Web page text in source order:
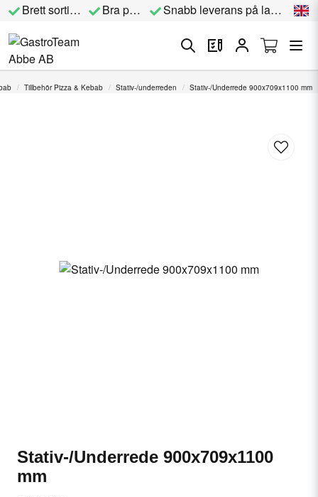
Brett sortiment Bra priser Snabb leverans på lagervara
Tillbehör Pizza & Kebab Stativ-/underreden Stativ-/Underrede 900x709x1100 mm
Stativ-/Underrede 900x709x1100
mm